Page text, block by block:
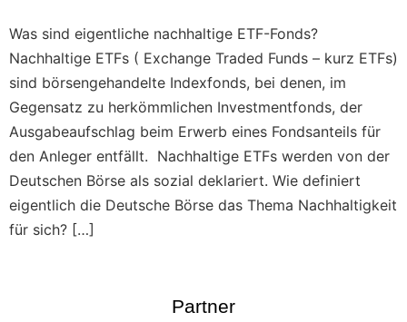
Was sind eigentliche nachhaltige ETF-Fonds?
Nachhaltige ETFs ( Exchange Traded Funds – kurz ETFs)
sind börsengehandelte Indexfonds, bei denen, im
Gegensatz zu herkömmlichen Investmentfonds, der
Ausgabeaufschlag beim Erwerb eines Fondsanteils für
den Anleger entfällt. Nachhaltige ETFs werden von der
Deutschen Börse als sozial deklariert. Wie definiert
eigentlich die Deutsche Börse das Thema Nachhaltigkeit
für sich? […]
Partner